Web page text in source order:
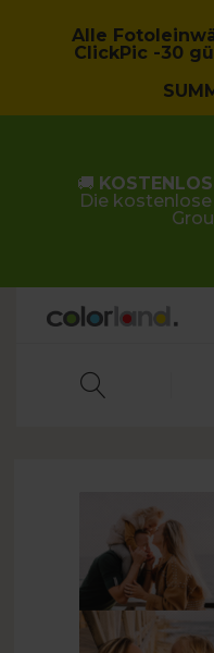
Alle
ClickPic -30
🚚
Die